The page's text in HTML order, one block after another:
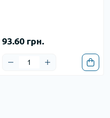
93.60 грн.